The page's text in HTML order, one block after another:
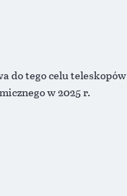
do tego celu teleskopów
w 2025 r.